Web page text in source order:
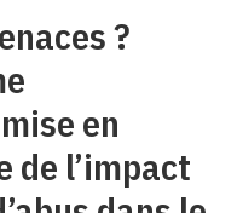
?
en
de l’impact